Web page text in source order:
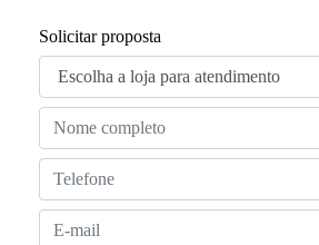
Solicitar proposta